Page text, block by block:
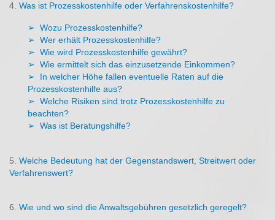
4. Was ist Prozesskostenhilfe oder Verfahrenskostenhilfe?
➢ Wozu Prozesskostenhilfe?
➢ Wer erhält Prozesskostenhilfe?
➢ Wie wird Prozesskostenhilfe gewährt?
➢ Wie ermittelt sich das einzusetzende Einkommen?
➢
In welcher Höhe fallen eventuelle Raten auf die
Prozesskostenhilfe aus?
➢ Welche Risiken sind trotz Prozesskostenhilfe zu
beachten?
➢ Was ist Beratungshilfe?
5. Welche Bedeutung hat der Gegenstandswert, Streitwert oder
Verfahrenswert?
6. Wie und wo sind die Anwaltsgebühren gesetzlich geregelt?